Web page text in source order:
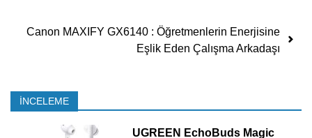
Canon MAXIFY GX6140 : Öğretmenlerin Enerjisine
Eşlik Eden Çalışma Arkadaşı
İNCELEME
UGREEN EchoBuds Magic